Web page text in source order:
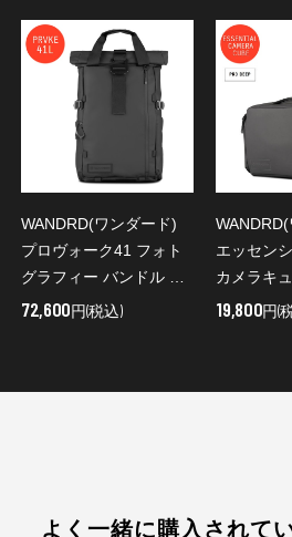
WANDRD(ワンダード)
プロヴォーク41 フォト
グラフィー バンドル ブ
ラック / PK41-BK-PB-4
72,600円(税込)
エッセン
カメラキ
ック /
19,800円(
よく一緒に購入されて